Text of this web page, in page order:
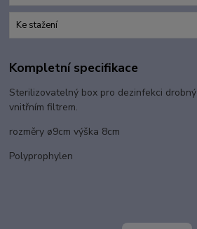
Ke stažení
Kompletní specifikace
Sterilizovatelný box pro dezinfekci
vnitřním filtrem.
rozměry ø9cm výška 8cm
Polyprophylen